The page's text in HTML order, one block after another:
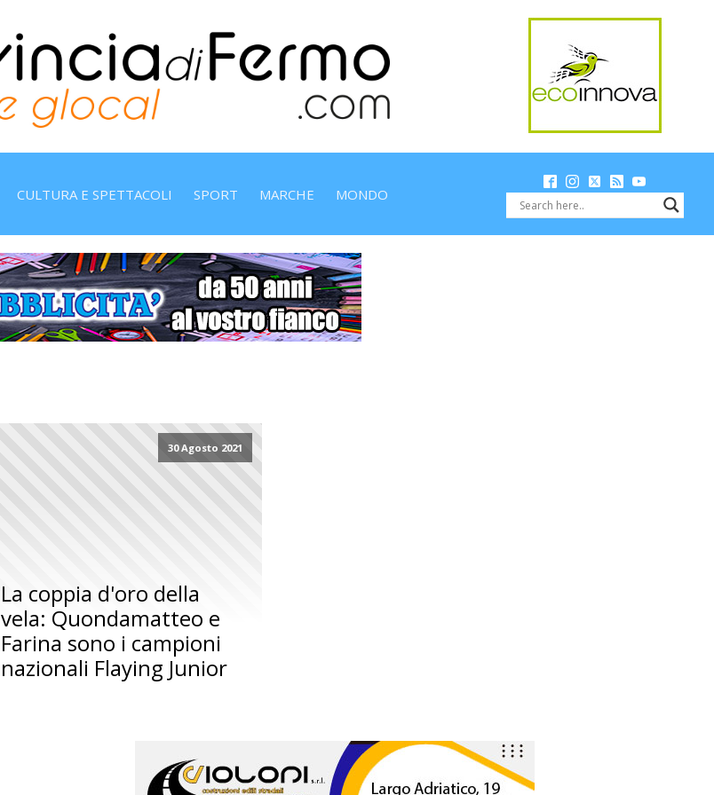
CULTURA E SPETTACOLI SPORT MARCHE MONDO
30 Agosto 2021
La coppia d'oro della
vela: Quondamatteo e
Farina sono i campioni
nazionali Flaying Junior